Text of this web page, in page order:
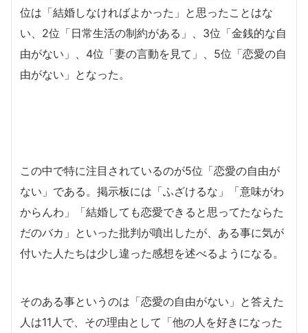
位は「結婚しなければよかった」と思ったことはな
い、2位「日常生活の制約がある」、3位「金銭的な自
由がない」、4位「妻の言動を見て」、5位「恋愛の自
由がない」となった。
この中で特に注目されているのが5位「恋愛の自由が
ない」である。掲示板には「ふざけるな」「意味がわ
からんわ」「結婚しても恋愛できると思ってたならた
だのバカ」といった批判が噴出したが、ある事に気が
付いた人たちは少し違った感想を述べるようになる。
そのある事というのは「恋愛の自由がない」と答えた
人は11人で、その理由として「他の人を好きになった